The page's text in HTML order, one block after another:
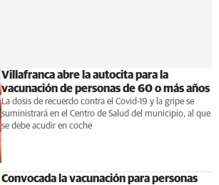
Villafranca abre la autocita para la
vacunación de personas de 60 o más años
La dosis de recuerdo contra el Covid-19 y la gripe se
suministrará en el Centro de Salud del municipio, al que
se debe acudir en coche
Convocada la vacunación para personas